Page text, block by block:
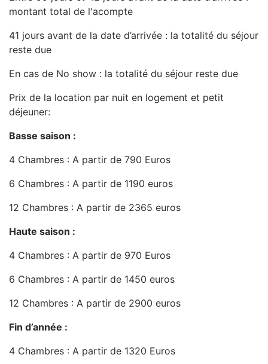
montant total de l'acompte
41 jours avant de la date d’arrivée : la totalité du séjour
reste due
En cas de No show : la totalité du séjour reste due
Prix de la location par nuit en logement et petit
déjeuner:
Basse saison :
4 Chambres : A partir de 790 Euros
6 Chambres : A partir de 1190 euros
12 Chambres : A partir de 2365 euros
Haute saison :
4 Chambres : A partir de 970 Euros
6 Chambres : A partir de 1450 euros
12 Chambres : A partir de 2900 euros
Fin d’année :
4 Chambres : A partir de 1320 Euros